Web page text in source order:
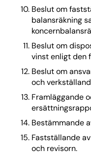
Beslut om
balansräkning
Beslut om
vinst enligt den
Beslut om
och
Framläggande
Bestämmande
Fastställande
och revisorn.